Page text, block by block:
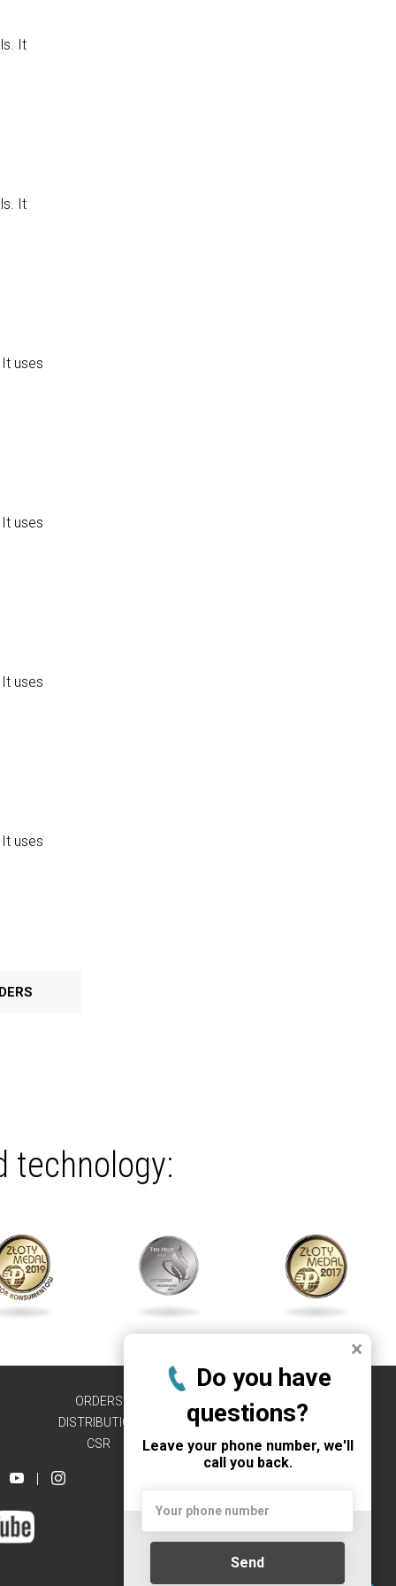
It
It
uses
uses
uses
uses
technology:
ORDERS
DISTRIBUTION
CSR
WORK
REGULATIONS
CONTACT
|
×
Do you have
questions?
Leave your phone number, we'll
call you back.